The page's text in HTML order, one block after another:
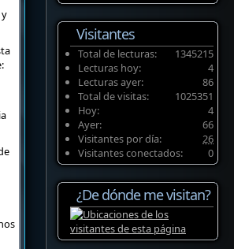
Visitantes
1345215
Total de lecturas:
4
Lecturas hoy:
86
Lecturas ayer:
1025351
Total de visitas:
4
Hoy:
66
Ayer:
26
Visitantes por día:
0
Visitantes conectados:
¿De dónde me visitan?